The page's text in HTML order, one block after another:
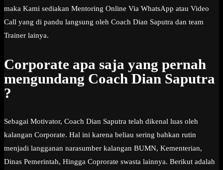
maka Kami sediakan Mentoring Online Via WhatsApp atau Video
Call yang di pandu langsung oleh Coach Dian Saputra dan team
Trainer lainya.
Corporate apa saja yang pernah
mengundang Coach Dian Saputra
?
Sebagai Motivator, Coach Dian Saputra telah dikenal luas oleh
kalangan Corporate. Hal ini karena beliau sering bahkan rutin
menjadi langganan narasumber kalangan BUMN, Kementerian,
Dinas Pemerintah, Hingga Coprorate swasta lainnya. Berikut adalah